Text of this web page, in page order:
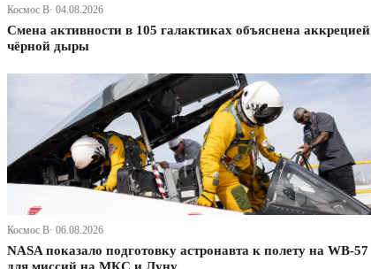
Космос В· 04.08.2026
Смена активности в 105 галактиках объяснена аккрецией
чёрной дыры
Космос В· 06.08.2026
NASA показало подготовку астронавта к полету на WB-57